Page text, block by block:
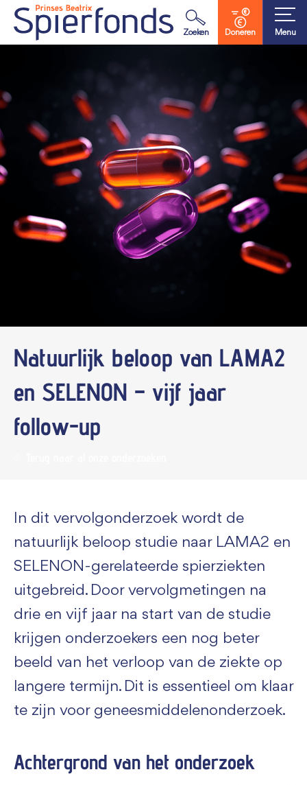
Zoeken Doneren Menu
Waar ben je naar op zoek?
Natuurlijk beloop van LAMA2
en SELENON – vijf jaar
follow-up
In dit vervolgonderzoek wordt de
natuurlijk beloop studie naar LAMA2 en
SELENON-gerelateerde spierziekten
uitgebreid. Door vervolgmetingen na
drie en vijf jaar na start van de studie
krijgen onderzoekers een nog beter
beeld van het verloop van de ziekte op
langere termijn. Dit is essentieel om klaar
te zijn voor geneesmiddelenonderzoek.
Achtergrond van het onderzoek